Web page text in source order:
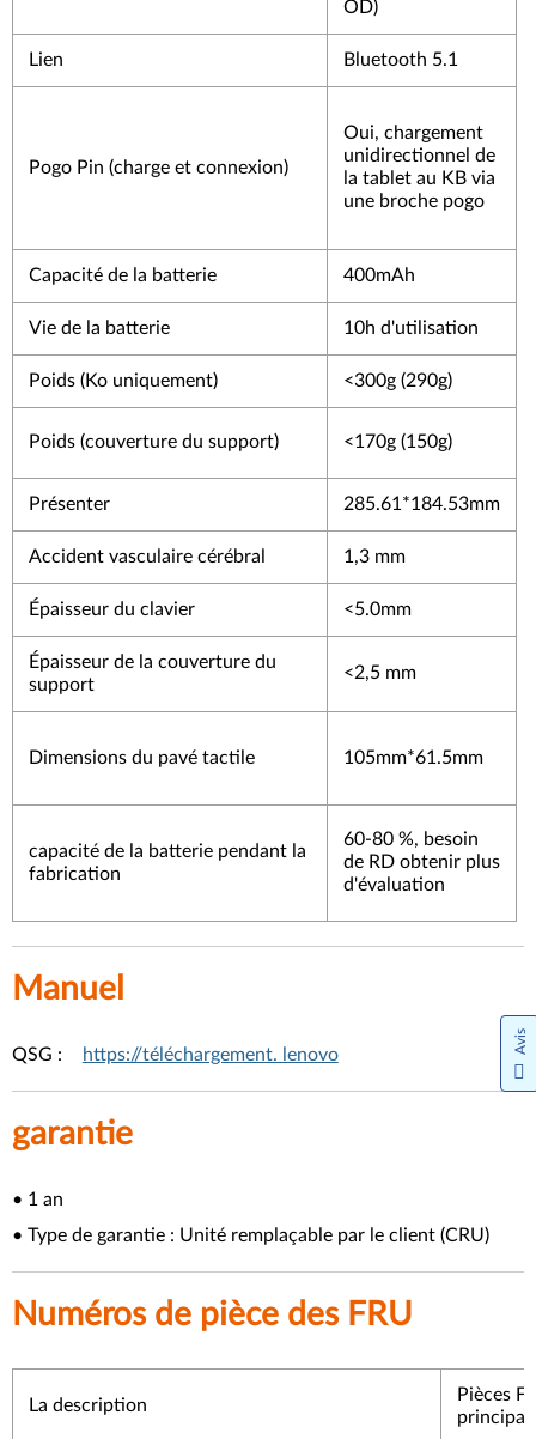
OD)
Lien Bluetooth 5.1
Pogo Pin (charge et connexion)
Oui, chargement
unidirectionnel de
la tablet au KB via
une broche pogo
Capacité de la batterie 400mAh
Vie de la batterie 10h d'utilisation
Poids (Ko uniquement) <300g (290g)
Poids (couverture du support) <170g (150g)
Présenter 285.61*184.53mm
Accident vasculaire cérébral 1,3 mm
Épaisseur du clavier <5.0mm
Épaisseur de la couverture du
support
<2,5 mm
Dimensions du pavé tactile 105mm*61.5mm
capacité de la batterie pendant la
fabrication
60-80 %, besoin
de RD obtenir plus
d'évaluation
Manuel
QSG : https://téléchargement. lenovo
garantie
• 1 an
• Type de garantie : Unité remplaçable par le client (CRU)
Numéros de pièce des FRU
La description
Pièces
principal
Avis